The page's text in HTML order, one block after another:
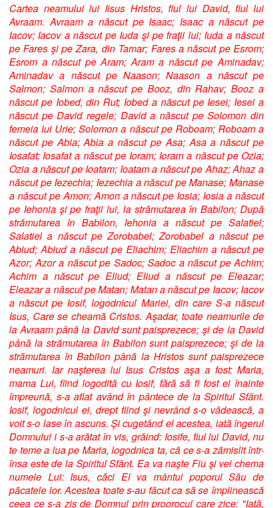
Cartea neamului lui Iisus Hristos, fiul lui David, fiul lui
Avraam. Avraam a născut pe Isaac; Isaac a născut pe
Iacov; Iacov a născut pe Iuda şi pe fraţii lui; Iuda a născut
pe Fares şi pe Zara, din Tamar; Fares a născut pe Esrom;
Esrom a născut pe Aram; Aram a născut pe Aminadav;
Aminadav a născut pe Naason; Naason a născut pe
Salmon; Salmon a născut pe Booz, din Rahav; Booz a
născut pe Iobed, din Rut; Iobed a născut pe Iesei; Iesei a
născut pe David regele; David a născut pe Solomon din
femeia lui Urie; Solomon a născut pe Roboam; Roboam a
născut pe Abia; Abia a născut pe Asa; Asa a născut pe
Iosafat; Iosafat a născut pe Ioram; Ioram a născut pe Ozia;
Ozia a născut pe Ioatam; Ioatam a născut pe Ahaz; Ahaz a
născut pe Iezechia; Iezechia a născut pe Manase; Manase
a născut pe Amon; Amon a născut pe Iosia; Iosia a născut
pe Iehonia şi pe fraţii lui, la strămutarea în Babilon; După
strămutarea în Babilon, Iehonia a născut pe Salatiel;
Salatiel a născut pe Zorobabel; Zorobabel a născut pe
Abiud; Abiud a născut pe Eliachim; Eliachim a născut pe
Azor; Azor a născut pe Sadoc; Sadoc a născut pe Achim;
Achim a născut pe Eliud; Eliud a născut pe Eleazar;
Eleazar a născut pe Matan; Matan a născut pe Iacov; Iacov
a născut pe Iosif, logodnicul Mariei, din care S-a născut
Isus, Care se cheamă Cristos. Aşadar, toate neamurile de
la Avraam până la David sunt paisprezece; şi de la David
până la strămutarea în Babilon sunt paisprezece; şi de la
strămutarea în Babilon până la Hristos sunt paisprezece
neamuri. Iar naşterea lui Isus Cristos aşa a fost: Maria,
mama Lui, fiind logodită cu Iosif, fără să fi fost ei înainte
împreună, s-a aflat având în pântece de la Spiritul Sfânt.
Iosif, logodnicul ei, drept fiind şi nevrând s-o vădească, a
voit s-o lase în ascuns. Şi cugetând el acestea, iată îngerul
Domnului i s-a arătat în vis, grăind: Iosife, fiul lui David, nu
te teme a lua pe Maria, logodnica ta, că ce s-a zămislit într-
însa este de la Spiritul Sfânt. Ea va naşte Fiu şi vei chema
numele Lui: Isus, căci El va mântui poporul Său de
păcatele lor. Acestea toate s-au făcut ca să se împlinească
ceea ce s-a zis de Domnul prin proorocul care zice: "Iată,